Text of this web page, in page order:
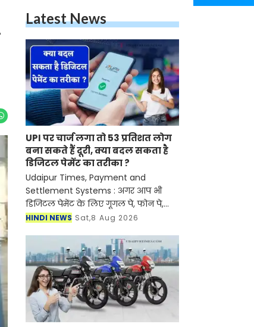
Latest News
UPI पर चार्ज लगा तो 53 प्रतिशत लोग
बना सकते हैं दूरी, क्या बदल सकता है
डिजिटल पेमेंट का तरीका ?
Udaipur Times, Payment and
Settlement Systems : अगर आप भी
डिजिटल पेमेंट के लिए गूगल पे, फोन पे,
पेटीएम का इस्तेमाल करते हैं तो यह खबर
सरकार पेमेंट एंड सेटलमेंट सिस
HINDI NEWS Sat,8 Aug 2026